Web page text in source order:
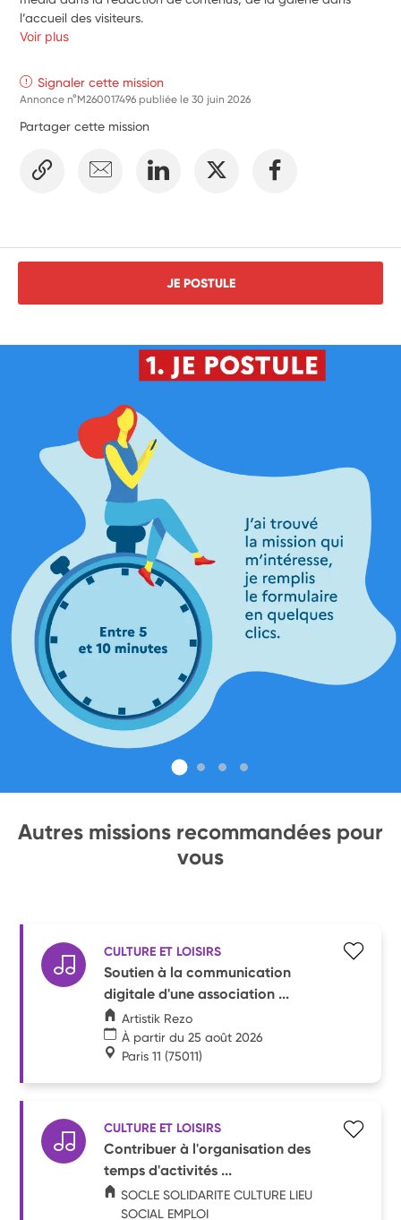
Voir plus
Signaler cette mission
Annonce n°M260017496 publiée le30 juin 2026
Partager cette mission
JE POSTULE
Autres missions recommandées pour
vous
CULTURE ET LOISIRS
Soutien à la communication
digitale d'une association ...
Artistik Rezo
À partir du 25 août 2026
Paris 11 (75011)
CULTURE ET LOISIRS
Contribuer à l'organisation des
temps d'activités ...
SOCLE SOLIDARITE CULTURE LIEU
SOCIAL EMPLOI